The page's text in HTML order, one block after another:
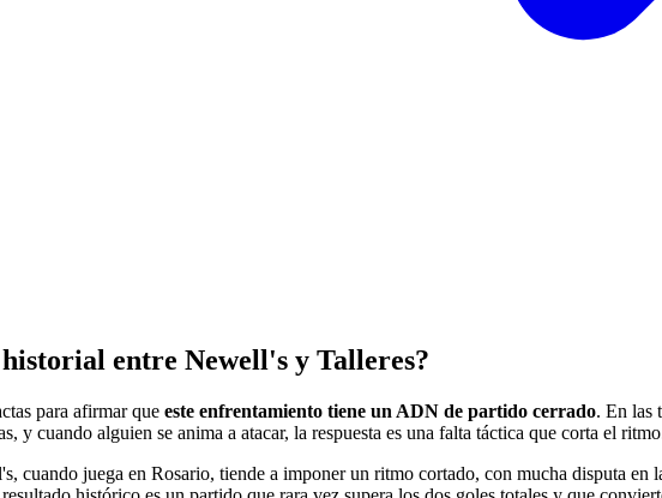
entre Newell's y Talleres?
para afirmar que este enfrentamiento tiene un ADN de partido cerrado. En las
y cuando alguien se anima a atacar, la respuesta es una falta táctica que corta el
cuando juega en Rosario, tiende a imponer un ritmo cortado, con mucha disputa en